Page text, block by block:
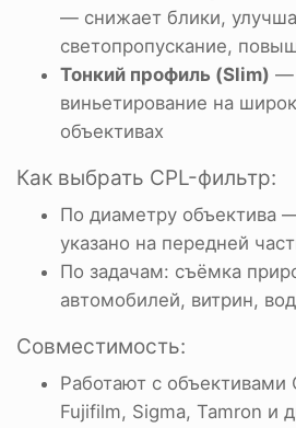
— снижает блики,
светопропускание,
Тонкий профиль (Slim) —
виньетирование на
объективах
Как выбрать CPL-фильтр:
По диаметру объектива
указано на передней
По задачам: съёмка
автомобилей, витрин,
Совместимость:
Работают с объективами
Fujifilm, Sigma, Tamron и